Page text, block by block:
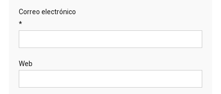
Correo electrónico
*
Web